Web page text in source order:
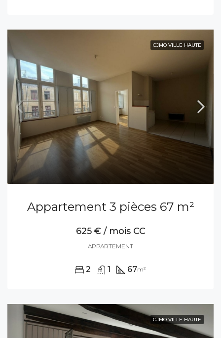
CJMO VILLE HAUTE
Appartement 3 pièces 67 m²
625 € / mois CC
APPARTEMENT
2 1 67m²
CJMO VILLE HAUTE